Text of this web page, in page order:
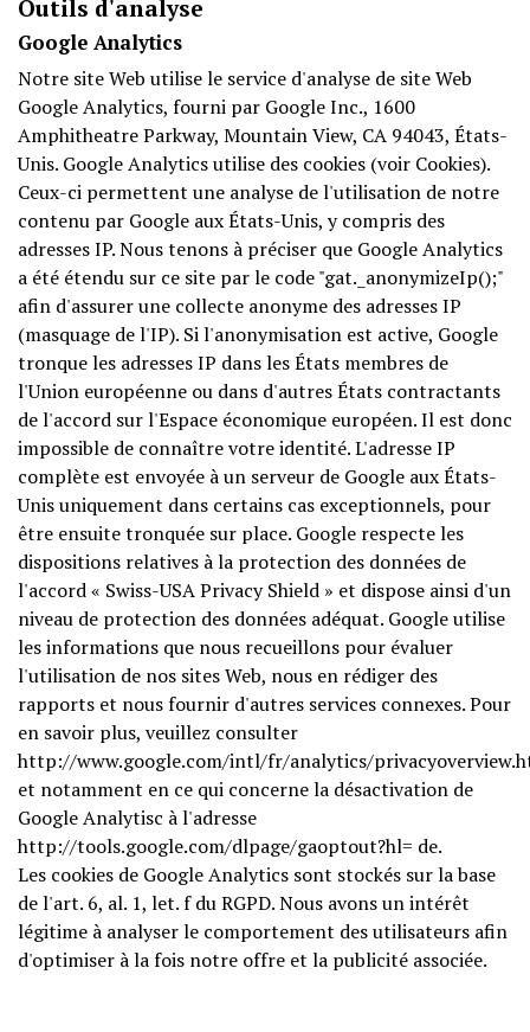
Outils d'analyse
Google Analytics
Notre site Web utilise le service d'analyse de site Web
Google Analytics, fourni par Google Inc., 1600
Amphitheatre Parkway, Mountain View, CA 94043, États-
Unis. Google Analytics utilise des cookies (voir Cookies).
Ceux-ci permettent une analyse de l'utilisation de notre
contenu par Google aux États-Unis, y compris des
adresses IP. Nous tenons à préciser que Google Analytics
a été étendu sur ce site par le code "gat._anonymizeIp();"
afin d'assurer une collecte anonyme des adresses IP
(masquage de l'IP). Si l'anonymisation est active, Google
tronque les adresses IP dans les États membres de
l'Union européenne ou dans d'autres États contractants
de l'accord sur l'Espace économique européen. Il est donc
impossible de connaître votre identité. L'adresse IP
complète est envoyée à un serveur de Google aux États-
Unis uniquement dans certains cas exceptionnels, pour
être ensuite tronquée sur place. Google respecte les
dispositions relatives à la protection des données de
l'accord « Swiss-USA Privacy Shield » et dispose ainsi d'un
niveau de protection des données adéquat. Google utilise
les informations que nous recueillons pour évaluer
l'utilisation de nos sites Web, nous en rédiger des
rapports et nous fournir d'autres services connexes. Pour
en savoir plus, veuillez consulter
http://www.google.com/intl/fr/analytics/
et notamment en ce qui concerne la désactivation de
Google Analytisc à l'adresse
http://tools.google.com/dlpage/gaoptout?hl= de.
Les cookies de Google Analytics sont stockés sur la base
de l'art. 6, al. 1, let. f du RGPD. Nous avons un intérêt
légitime à analyser le comportement des utilisateurs afin
d'optimiser à la fois notre offre et la publicité associée.